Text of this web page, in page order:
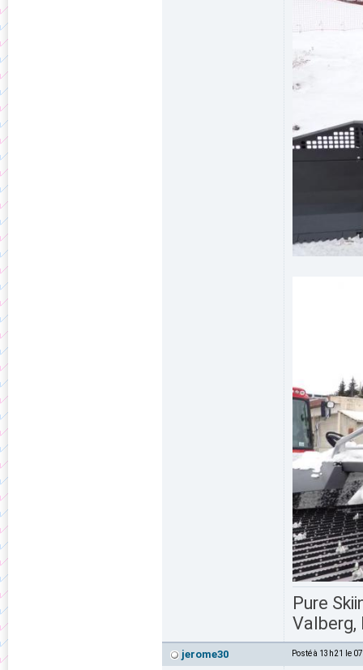
Pure
Valberg,
jerome30 Posté à 13h21 le